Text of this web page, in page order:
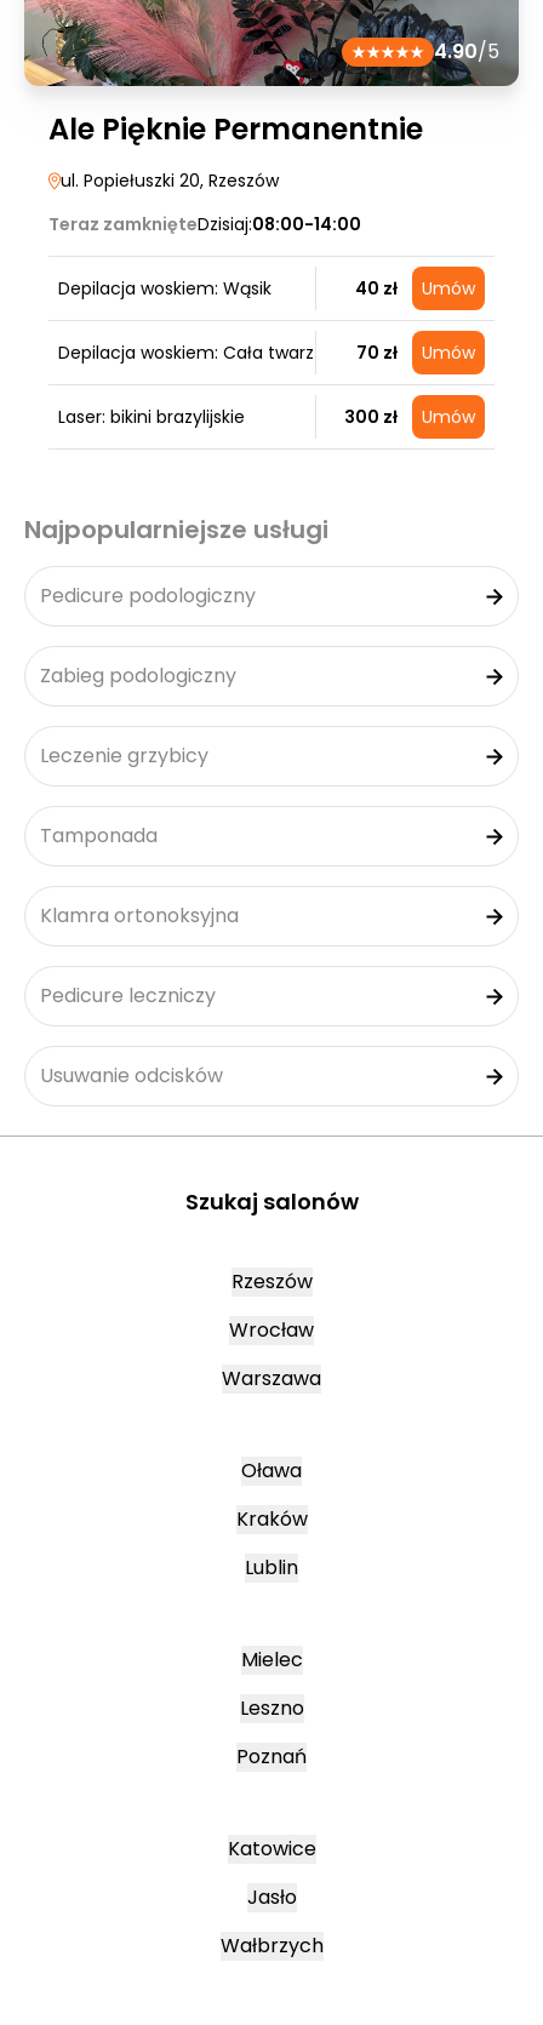
4.90/5
Ale Pięknie Permanentnie
ul. Popiełuszki 20, Rzeszów
Teraz zamknięteDzisiaj:08:00-14:00
Depilacja woskiem: Wąsik 40 zł Umów
Depilacja woskiem: Cała twarz 70 zł Umów
Laser: bikini brazylijskie 300 zł Umów
Najpopularniejsze usługi
Pedicure podologiczny
Zabieg podologiczny
Leczenie grzybicy
Tamponada
Klamra ortonoksyjna
Pedicure leczniczy
Usuwanie odcisków
Szukaj salonów
Rzeszów
Wrocław
Warszawa
Oława
Kraków
Lublin
Mielec
Leszno
Poznań
Katowice
Jasło
Wałbrzych